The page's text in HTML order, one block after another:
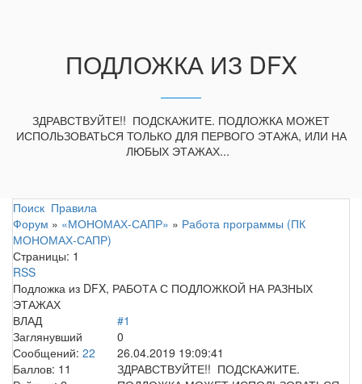
ПОДЛОЖКА ИЗ DFX
ЗДРАВСТВУЙТЕ!! ПОДСКАЖИТЕ. ПОДЛОЖКА МОЖЕТ
ИСПОЛЬЗОВАТЬСЯ ТОЛЬКО ДЛЯ ПЕРВОГО ЭТАЖА, ИЛИ НА
ЛЮБЫХ ЭТАЖАХ...
Поиск Правила
Форум » «МОНОМАХ-САПР» » Работа программы (ПК
МОНОМАХ-САПР)
Страницы: 1
RSS
Подложка из DFX, РАБОТА С ПОДЛОЖКОЙ НА РАЗНЫХ
ЭТАЖАХ
ВЛАД
Заглянувший
Сообщений: 22
Баллов: 11
#1
0
26.04.2019 19:09:41
ЗДРАВСТВУЙТЕ!! ПОДСКАЖИТЕ.